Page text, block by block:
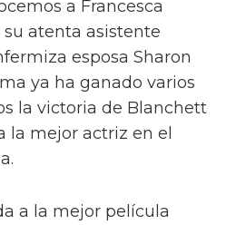
a Francesca
atenta asistente
esposa Sharon
ya ha ganado varios
la victoria de Blanchett
la mejor actriz en el
a la mejor película